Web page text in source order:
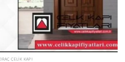
ÇELIK KAPI